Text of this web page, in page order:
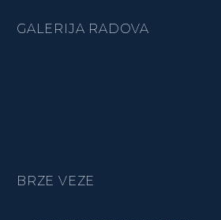
GALERIJA RADOVA
BRZE VEZE